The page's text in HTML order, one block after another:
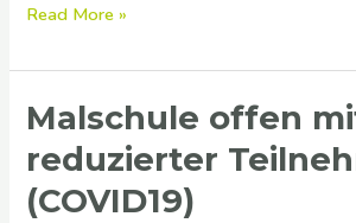
Read More »
Malschule offen
reduzierter
(COVID19)
Malschule
mit
reduzierter